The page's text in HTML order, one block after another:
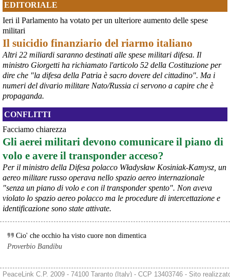
borsaitaliana.it/borsa/notizie
Si sta ragionando su un piano B per Taranto dopo la chiusura
dell’area a caldo dell’ILVA?
#ILVA
@peacelink
6/8/2026 21:41
cronachetarantine.it/index.php
il Governo ha manifestato l’intenzione di predisporre un
provvedimento straordinario per attenuare le conseguenze
economiche e sociali della prevista fermata dell’area a caldo e ha
chiesto alle rappresentanze del territorio di formulare proposte
concrete per definirne i contenuti. Casartigiani valuta positivamente
questa disponibilità.
#
ILVA Taranto
@peacelink - 6/8/2026 21:36
Nel tavolo convocato al Ministero delle Imprese e del Made in Italy,
EDITORIALE
Ieri il Parlamento ha votato per un ulteriore aumento delle spese
militari
Il suicidio finanziario del riarmo italiano
Altri 22 miliardi saranno destinati alle spese militari difesa. Il
ministro Giorgetti ha richiamato l'articolo 52 della Costituzione per
dire che "la difesa della Patria è sacro dovere del cittadino". Ma i
numeri del divario militare Nato/Russia ci servono a capire che è
propaganda.
CONFLITTI
Facciamo chiarezza
Gli aerei militari devono comunicare il piano di
volo e avere il transponder acceso?
Per il ministro della Difesa polacco Władysław Kosiniak-Kamysz, un
aereo militare russo operava nello spazio aereo internazionale
"senza un piano di volo e con il transponder spento". Non aveva
violato lo spazio aereo polacco ma le procedure di intercettazione e
identificazione sono state attivate.
Cio' che occhio ha visto cuore non dimentica
Proverbio Bandibu
PeaceLink C.P. 2009 - 74100 Taranto (Italy) - CCP 13403746 - Sito